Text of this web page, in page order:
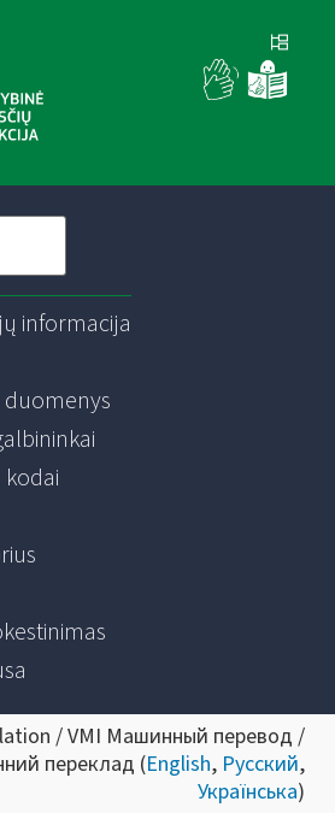
informacija
duomenys
/ VMI Машинный перевод /
переклад (English, Русский,
Українська)